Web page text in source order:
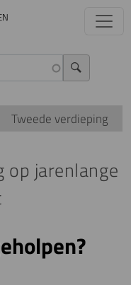
Tweede verdieping
op jarenlange